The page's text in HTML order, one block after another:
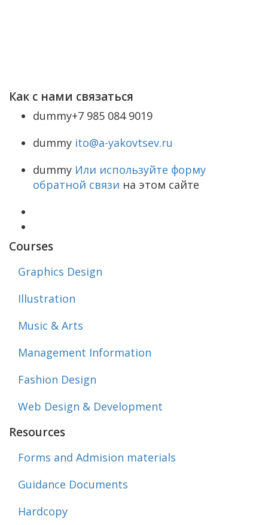
Как с нами связаться
dummy+7 985 084 9019
dummy ito@a-yakovtsev.ru
dummy Или используйте форму
обратной связи на этом сайте
Courses
Graphics Design
Illustration
Music & Arts
Management Information
Fashion Design
Web Design & Development
Resources
Forms and Admision materials
Guidance Documents
Hardcopy